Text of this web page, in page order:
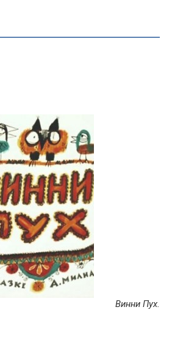
Винни Пух.